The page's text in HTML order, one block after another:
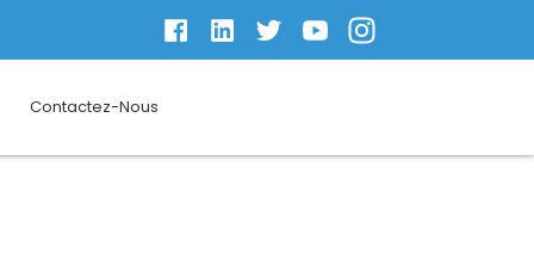
Contactez-Nous